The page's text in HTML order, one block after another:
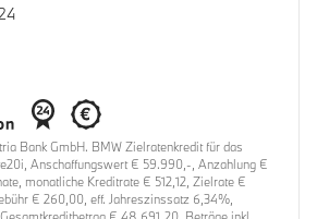
Bank GmbH. BMW Zielratenkredit für das
Anschaffungswert € 59.990,-, Anzahlung €
monatliche Kreditrate € 512,12, Zielrate €
€ 260,00, eff. Jahreszinssatz 6,34%,